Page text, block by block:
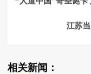
Reading
江苏
相关新闻：